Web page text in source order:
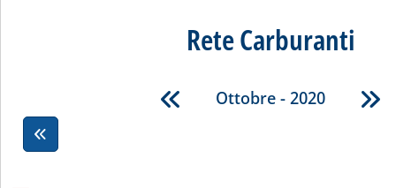
Rete Carburanti
Ottobre - 2020